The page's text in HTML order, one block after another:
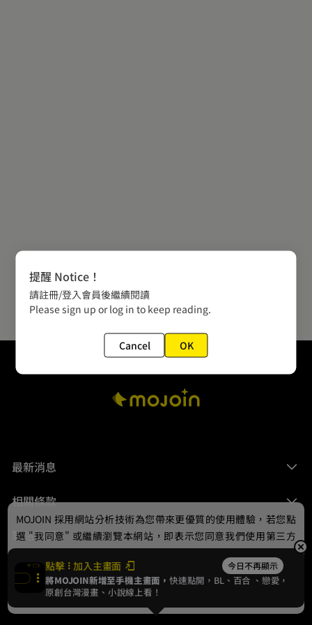
最新消息
相關條款
聯絡我們
© 2024 gamania Digital Entertainment Co., Ltd.
點擊 加入主畫面 今日不再顯示
將MOJOIN新增至手機主畫面，快速點開，BL、 百合 、戀愛，
原創台灣漫畫、小說線上看！
MOJOIN 採用網站分析技術為您帶來更優質的使用體驗，若您點
選 "我同意" 或繼續瀏覽本網站，即表示您同意我們使用第三方
Cookie，欲瞭解更多資訊請見隱私權政策。
我同意
提醒 Notice！
請註冊/登入會員後繼續閱讀
Please sign up or log in to keep reading.
Cancel OK